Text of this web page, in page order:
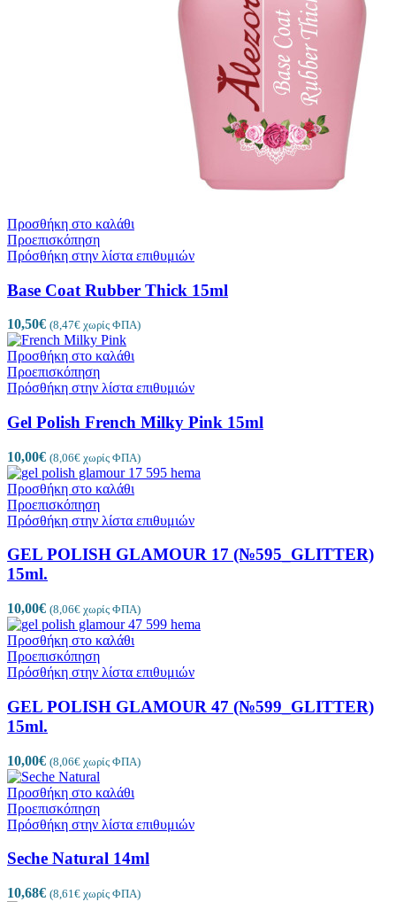
Προσθήκη στο καλάθι
Προεπισκόπηση
Πρόσθήκη στην λίστα επιθυμιών
Base Coat Rubber Thick 15ml
10,50€ (8,47€ χωρίς ΦΠΑ)
Προσθήκη στο καλάθι
Προεπισκόπηση
Πρόσθήκη στην λίστα επιθυμιών
Gel Polish French Milky Pink 15ml
10,00€ (8,06€ χωρίς ΦΠΑ)
Προσθήκη στο καλάθι
Προεπισκόπηση
Πρόσθήκη στην λίστα επιθυμιών
GEL POLISH GLAMOUR 17 (№595_GLITTER)
15ml.
10,00€ (8,06€ χωρίς ΦΠΑ)
Προσθήκη στο καλάθι
Προεπισκόπηση
Πρόσθήκη στην λίστα επιθυμιών
GEL POLISH GLAMOUR 47 (№599_GLITTER)
15ml.
10,00€ (8,06€ χωρίς ΦΠΑ)
Προσθήκη στο καλάθι
Προεπισκόπηση
Πρόσθήκη στην λίστα επιθυμιών
Seche Natural 14ml
10,68€ (8,61€ χωρίς ΦΠΑ)